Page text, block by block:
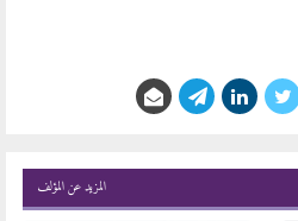
المزيد عن المؤلف